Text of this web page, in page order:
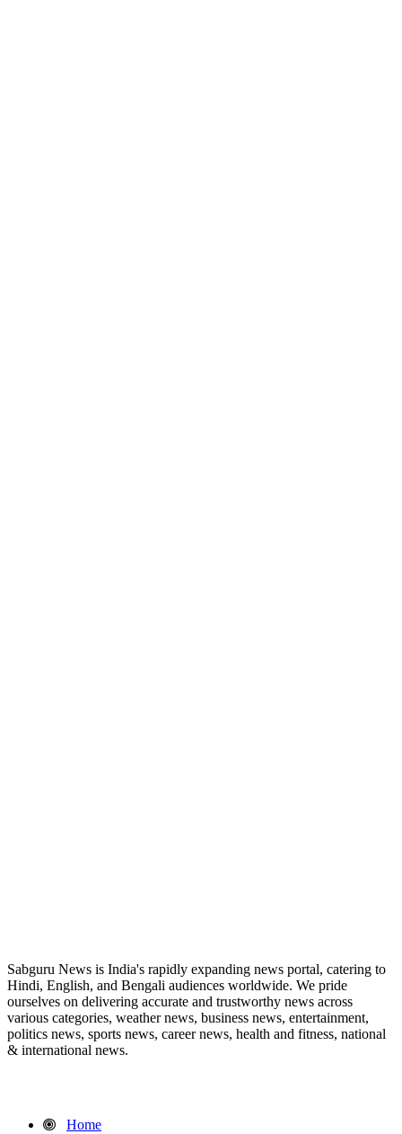
Sabguru News is India's rapidly expanding news portal, catering to
Hindi, English, and Bengali audiences worldwide. We pride
ourselves on delivering accurate and trustworthy news across
various categories, weather news, business news, entertainment,
politics news, sports news, career news, health and fitness, national
& international news.
Home